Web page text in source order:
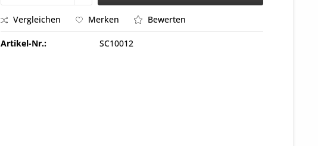
Vergleichen Merken Bewerten
Artikel-Nr.: SC10012